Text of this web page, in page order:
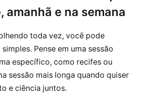
amanhã e na semana
toda vez, você pode
Pense em uma sessão
específico, como recifes ou
sessão mais longa quando quiser
e ciência juntos.